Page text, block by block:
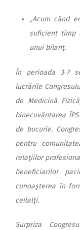
„Acum când
suficient timp
unui bilanţ.
În perioada 3‑7
lucrările
de Medicină
binecuvântarea
de bucurie.
pentru
relaţiilor
beneficiarilor
cunoaşterea în
ceilalţi.
Surpriza